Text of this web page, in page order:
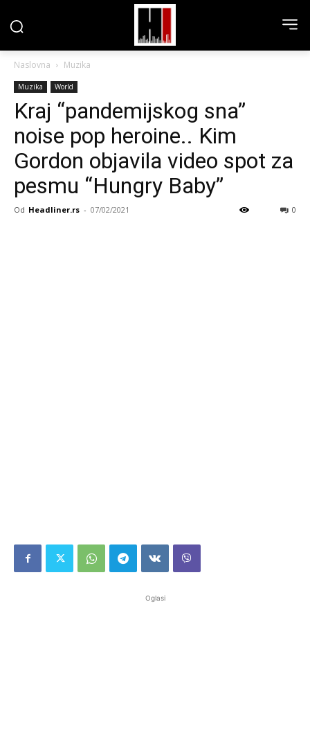
Naslovna Muzika
Muzika World
Kraj “pandemijskog sna”
noise pop heroine.. Kim
Gordon objavila video spot za
pesmu “Hungry Baby”
Od Headliner.rs - 07/02/2021 0
Oglasi